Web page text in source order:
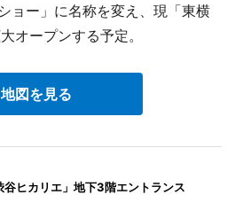
ョー」に名称を変え、現「東横
オープンする予定。
地図を見る
谷ヒカリエ」地下3階エントランス